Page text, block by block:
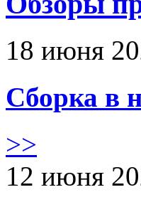
18 июня
Сборка в
>>
12 июня